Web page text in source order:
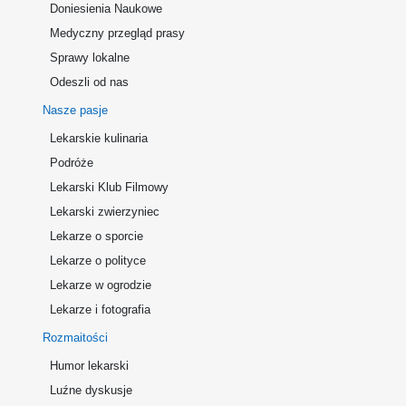
Doniesienia Naukowe
Medyczny przegląd prasy
Sprawy lokalne
Odeszli od nas
Nasze pasje
Lekarskie kulinaria
Podróże
Lekarski Klub Filmowy
Lekarski zwierzyniec
Lekarze o sporcie
Lekarze o polityce
Lekarze w ogrodzie
Lekarze i fotografia
Rozmaitości
Humor lekarski
Luźne dyskusje